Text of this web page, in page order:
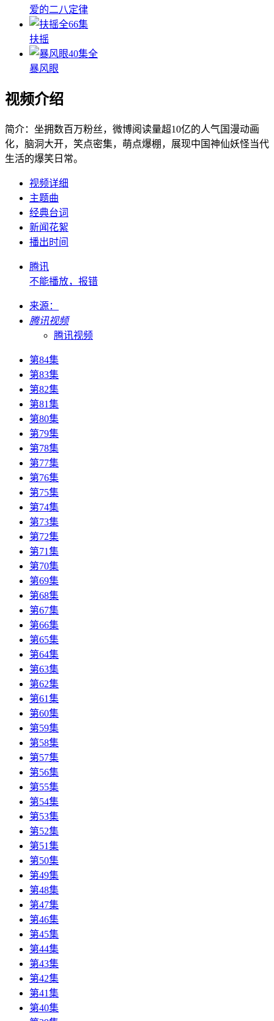
爱的二八定律
全66集
扶摇
40集全
暴风眼
视频介绍
简介： 坐拥数百万粉丝，微博阅读量超10亿的人气国漫动画
化，脑洞大开，笑点密集，萌点爆棚，展现中国神仙妖怪当代
生活的爆笑日常。
视频详细
主题曲
经典台词
新闻花絮
播出时间
腾讯
不能播放，报错
来源：
腾讯视频
腾讯视频
第84集
第83集
第82集
第81集
第80集
第79集
第78集
第77集
第76集
第75集
第74集
第73集
第72集
第71集
第70集
第69集
第68集
第67集
第66集
第65集
第64集
第63集
第62集
第61集
第60集
第59集
第58集
第57集
第56集
第55集
第54集
第53集
第52集
第51集
第50集
第49集
第48集
第47集
第46集
第45集
第44集
第43集
第42集
第41集
第40集